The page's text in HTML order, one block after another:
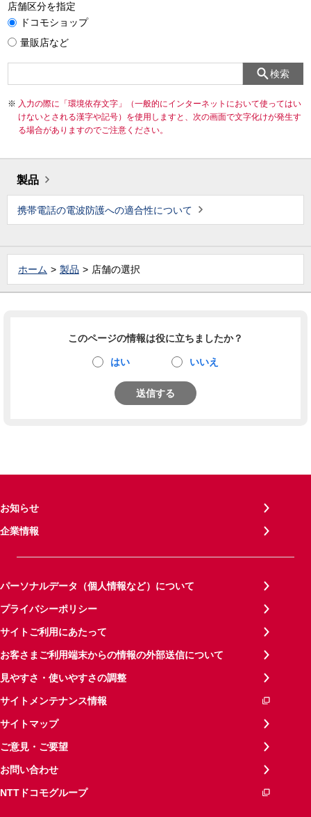
店舗区分を指定
ドコモショップ
量販店など
検索
入力の際に「環境依存文字」（一般的にインターネットにおいて使ってはい
けないとされる漢字や記号）を使用しますと、次の画面で文字化けが発生す
る場合がありますのでご注意ください。
製品
携帯電話の電波防護への適合性について
ホーム 製品 店舗の選択
このページの情報は役に立ちましたか？
はい いいえ
送信する
お知らせ
企業情報
パーソナルデータ（個人情報など）について
プライバシーポリシー
サイトご利用にあたって
お客さまご利用端末からの情報の外部送信について
見やすさ・使いやすさの調整
サイトメンテナンス情報
サイトマップ
ご意見・ご要望
お問い合わせ
NTTドコモグループ